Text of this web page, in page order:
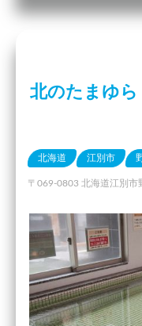
北のたまゆら
北海道 江別市
〒069-0803 北海道江別市